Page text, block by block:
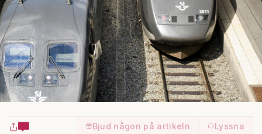
Bjud någon på artikeln
Lyssna